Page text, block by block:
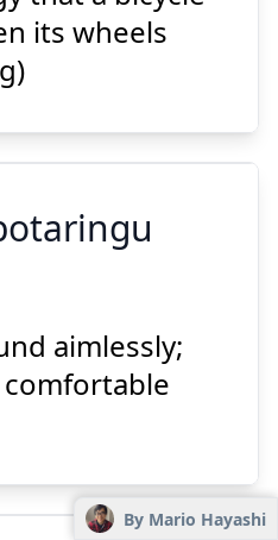
By Mario Hayashi
Show answer
its wheels
ング
aimlessly;